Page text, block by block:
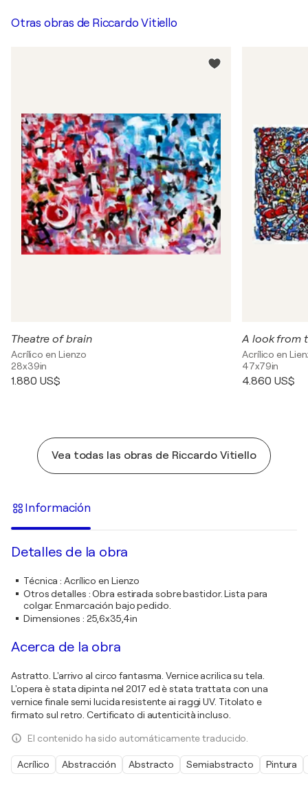
Otras obras de Riccardo Vitiello
Theatre of brain
Acrílico en Lienzo
28x39in
1.880 US$
A look from
Acrílico en
47x79in
4.860 US$
Vea todas las obras de Riccardo Vitiello
Información
Detalles de la obra
Técnica :Acrílico en Lienzo
Otros detalles :Obra estirada sobre bastidor. Lista para
colgar. Enmarcación bajo pedido.
Dimensiones : 25,6x35,4in
Acerca de la obra
Astratto. L'arrivo al circo fantasma. Vernice acrilica su tela.
L'opera è stata dipinta nel 2017 ed è stata trattata con una
vernice finale semi lucida resistente ai raggi UV. Titolato e
firmato sul retro. Certificato di autenticità incluso.
El contenido ha sido automáticamente traducido.
Acrílico Abstracción Abstracto Semiabstracto Pintura